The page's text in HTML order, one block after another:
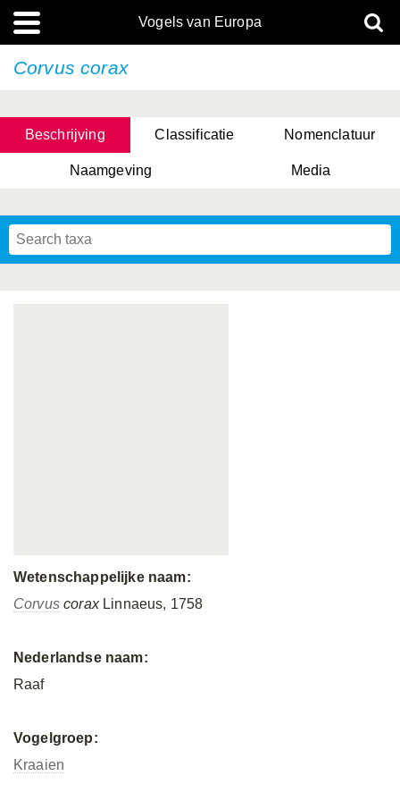
Vogels van Europa
Corvus corax
Beschrijving Classificatie Nomenclatuur
Naamgeving Media
Wetenschappelijke naam:
CorvuscoraxLinnaeus, 1758
Nederlandse naam:
Raaf
Vogelgroep:
Kraaien